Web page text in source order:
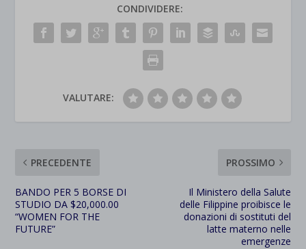
CONDIVIDERE:
VALUTARE:
PRECEDENTE
BANDO PER 5 BORSE DI
STUDIO DA $20,000.00
“WOMEN FOR THE
FUTURE”
PROSSIMO
Il Ministero della Salute
delle Filippine proibisce le
donazioni di sostituti del
latte materno nelle
emergenze